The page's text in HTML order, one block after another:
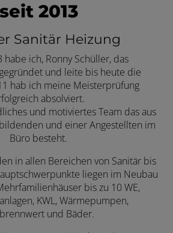
seit 2013
Sanitär Heizung
habe ich, Ronny Schüller, das
und leite bis heute die
hab ich meine Meisterprüfung
absolviert.
und motiviertes Team das aus
und einer Angestellten im
Büro besteht.
in allen Bereichen von Sanitär bis
liegen im Neubau
bis zu 10 WE,
KWL, Wärmepumpen,
und Bäder.